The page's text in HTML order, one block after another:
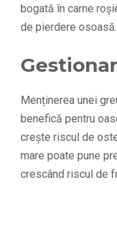
bogată în carne
de pierdere osoasă.
Menținerea unei
benefică pentru
crește riscul de
mare poate pune
crescând riscul de